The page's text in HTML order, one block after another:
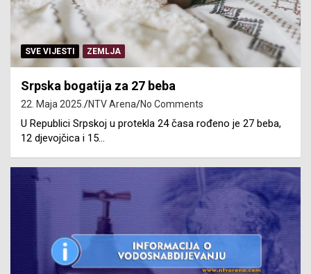
SVE VIJESTI ZEMLJA
Srpska bogatija za 27 beba
22. Maja 2025. NTV Arena No Comments
U Republici Srpskoj u protekla 24 časa rođeno je 27 beba,
12 djevojčica i 15…